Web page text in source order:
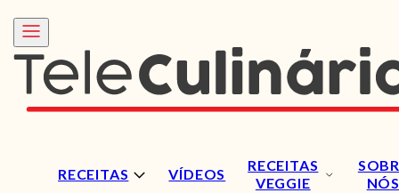
RECEITAS VÍDEOS
RECEITAS
VEGGIE
NÓS